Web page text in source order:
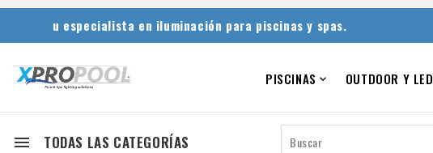
u especialista en iluminación para piscinas y spas.
PISCINAS  OUTDOOR Y LED
 TODAS LAS CATEGORÍAS